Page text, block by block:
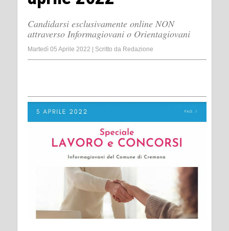
Candidarsi esclusivamente online NON
attraverso Informagiovani o Orientagiovani
Martedì 05 Aprile 2022 Scritto da Redazione